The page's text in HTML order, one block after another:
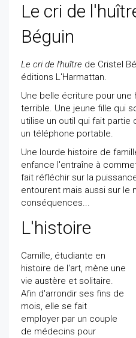
Le cri de
Béguin
Le cri de l'huître de Cristel
éditions L'Harmattan.
Une belle écriture pour
terrible. Une jeune fille qui
utilise un outil qui fait partie
un téléphone portable.
Une lourde histoire de
enfance l'entraîne à
fait réfléchir sur la
entourent mais aussi sur le
conséquences...
L'histoire
Camille, étudiante en
histoire de l'art, mène une
vie austère et solitaire.
Afin d'arrondir ses fins de
mois, elle se fait
employer par un couple
de médecins pour